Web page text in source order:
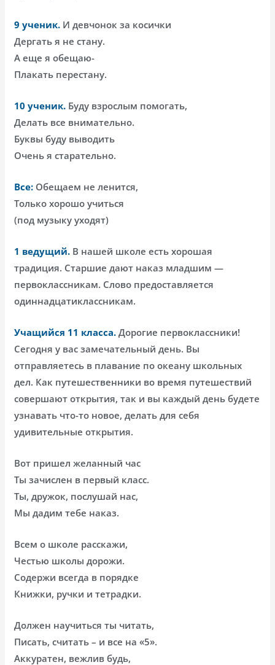
9 ученик. И девчонок за косички
Дергать я не стану.
А еще я обещаю-
Плакать перестану.
10 ученик. Буду взрослым помогать,
Делать все внимательно.
Буквы буду выводить
Очень я старательно.
Все: Обещаем не ленится,
Только хорошо учиться
(под музыку уходят)
1 ведущий. В нашей школе есть хорошая
традиция. Старшие дают наказ младшим —
первоклассникам. Слово предоставляется
одиннадцатиклассникам.
Учащийся 11 класса. Дорогие первоклассники!
Сегодня у вас замечательный день. Вы
отправляетесь в плавание по океану школьных
дел. Как путешественники во время путешествий
совершают открытия, так и вы каждый день будете
узнавать что-то новое, делать для себя
удивительные открытия.
Вот пришел желанный час
Ты зачислен в первый класс.
Ты, дружок, послушай нас,
Мы дадим тебе наказ.
Всем о школе расскажи,
Честью школы дорожи.
Содержи всегда в порядке
Книжки, ручки и тетрадки.
Должен научиться ты читать,
Писать, считать – и все на «5».
Аккуратен, вежлив будь,